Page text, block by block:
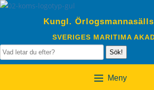
Kungl.
SVERIGES MARITIMA
Sök!
Meny